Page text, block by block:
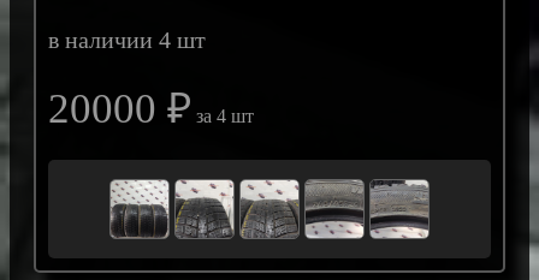
в наличии 4 шт
20000 ₽ за 4 шт